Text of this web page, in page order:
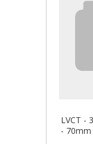
LVCT -
- 70mm